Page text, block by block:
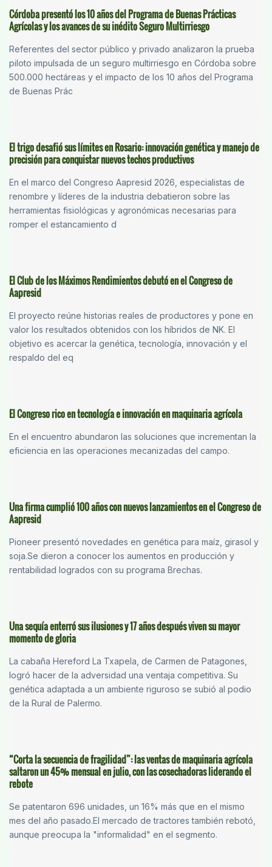
Córdoba presentó los 10 años del Programa de Buenas Prácticas
Agrícolas y los avances de su inédito Seguro Multirriesgo
Referentes del sector público y privado analizaron la prueba
piloto impulsada de un seguro multirriesgo en Córdoba sobre
500.000 hectáreas y el impacto de los 10 años del Programa
de Buenas Prác
El trigo desafió sus límites en Rosario: innovación genética y manejo de
precisión para conquistar nuevos techos productivos
En el marco del Congreso Aapresid 2026, especialistas de
renombre y líderes de la industria debatieron sobre las
herramientas fisiológicas y agronómicas necesarias para
romper el estancamiento d
El Club de los Máximos Rendimientos debutó en el Congreso de
Aapresid
El proyecto reúne historias reales de productores y pone en
valor los resultados obtenidos con los híbridos de NK. El
objetivo es acercar la genética, tecnología, innovación y el
respaldo del eq
El Congreso rico en tecnología e innovación en maquinaria agrícola
En el encuentro abundaron las soluciones que incrementan la
eficiencia en las operaciones mecanizadas del campo.
Una firma cumplió 100 años con nuevos lanzamientos en el Congreso de
Aapresid
Pioneer presentó novedades en genética para maíz, girasol y
soja.Se dieron a conocer los aumentos en producción y
rentabilidad logrados con su programa Brechas.
Una sequía enterró sus ilusiones y 17 años después viven su mayor
momento de gloria
La cabaña Hereford La Txapela, de Carmen de Patagones,
logró hacer de la adversidad una ventaja competitiva. Su
genética adaptada a un ambiente riguroso se subió al podio
de la Rural de Palermo.
“Corta la secuencia de fragilidad”: las ventas de maquinaria agrícola
saltaron un 45% mensual en julio, con las cosechadoras liderando el
rebote
Se patentaron 696 unidades, un 16% más que en el mismo
mes del año pasado.El mercado de tractores también rebotó,
aunque preocupa la "informalidad" en el segmento.